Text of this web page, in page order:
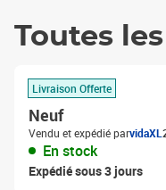
Toutes
Livraison Offerte
Neuf
Vendu et expédié parvidaXL
En stock
Expédié sous 3 jours